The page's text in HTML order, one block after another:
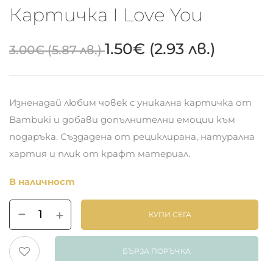
Картичка I Love You
3.00€(5.87 лв.)1.50€ (2.93 лв.)
Изненадай любим човек с уникална картичка от
Bambuki и добави допълнителни емоции към
подаръка. Създадена от рециклирана, натурална
хартия и плик от крафт материал.
В наличност
КУПИ СЕГА
БЪРЗА ПОРЪЧКА